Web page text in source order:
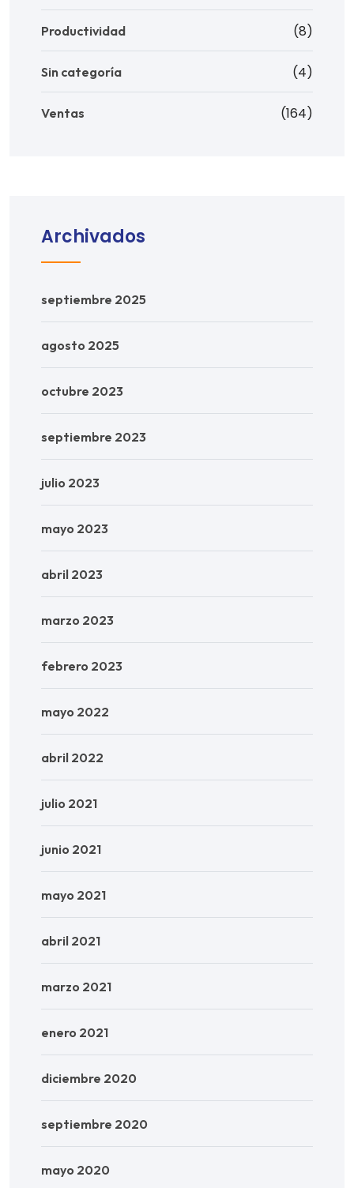
Productividad (8)
Sin categoría (4)
Ventas (164)
Archivados
septiembre 2025
agosto 2025
octubre 2023
septiembre 2023
julio 2023
mayo 2023
abril 2023
marzo 2023
febrero 2023
mayo 2022
abril 2022
julio 2021
junio 2021
mayo 2021
abril 2021
marzo 2021
enero 2021
diciembre 2020
septiembre 2020
mayo 2020